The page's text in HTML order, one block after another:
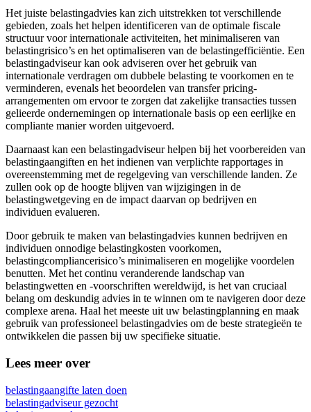
Het juiste belastingadvies kan zich uitstrekken tot verschillende
gebieden, zoals het helpen identificeren van de optimale fiscale
structuur voor internationale activiteiten, het minimaliseren van
belastingrisico’s en het optimaliseren van de belastingefficiëntie. Een
belastingadviseur kan ook adviseren over het gebruik van
internationale verdragen om dubbele belasting te voorkomen en te
verminderen, evenals het beoordelen van transfer pricing-
arrangementen om ervoor te zorgen dat zakelijke transacties tussen
gelieerde ondernemingen op internationale basis op een eerlijke en
compliante manier worden uitgevoerd.
Daarnaast kan een belastingadviseur helpen bij het voorbereiden van
belastingaangiften en het indienen van verplichte rapportages in
overeenstemming met de regelgeving van verschillende landen. Ze
zullen ook op de hoogte blijven van wijzigingen in de
belastingwetgeving en de impact daarvan op bedrijven en
individuen evalueren.
Door gebruik te maken van belastingadvies kunnen bedrijven en
individuen onnodige belastingkosten voorkomen,
belastingcompliancerisico’s minimaliseren en mogelijke voordelen
benutten. Met het continu veranderende landschap van
belastingwetten en -voorschriften wereldwijd, is het van cruciaal
belang om deskundig advies in te winnen om te navigeren door deze
complexe arena. Haal het meeste uit uw belastingplanning en maak
gebruik van professioneel belastingadvies om de beste strategieën te
ontwikkelen die passen bij uw specifieke situatie.
Lees meer over
belastingaangifte laten doen
belastingadviseur gezocht